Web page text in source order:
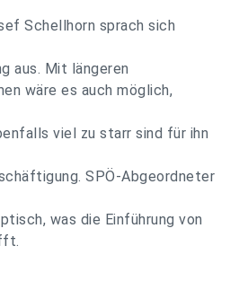
Schellhorn sprach sich
aus. Mit längeren
wäre es auch möglich,
viel zu starr sind für ihn
SPÖ-Abgeordneter
was die Einführung von